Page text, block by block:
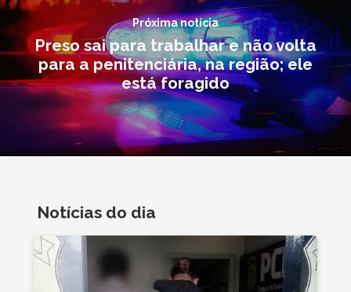
Próxima notícia
Preso sai para trabalhar e não volta
para a penitenciária, na região; ele
está foragido
Notícias do dia